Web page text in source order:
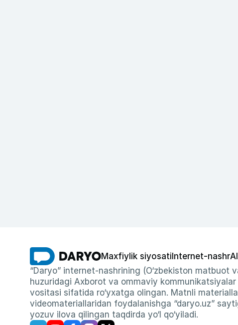
Maxfiylik siyosati Internet-nashr
“Daryo” internet-nashrining (O‘zbekiston matbuot
huzuridagi Axborot va ommaviy
vositasi sifatida ro‘yxatga olingan. Matnli
videomateriallaridan foydalanishga “daryo.uz”
yozuv ilova qilingan taqdirda yo‘l qo‘yiladi.